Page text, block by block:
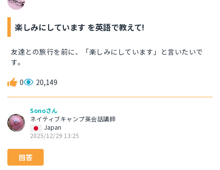
楽しみにしています を英語で教えて!
友達との旅行を前に、「楽しみにしています」と言いたいで
す。
0 20,149
Sonoさん
ネイティブキャンプ英会話講師
Japan
2025/12/29 13:25
回答